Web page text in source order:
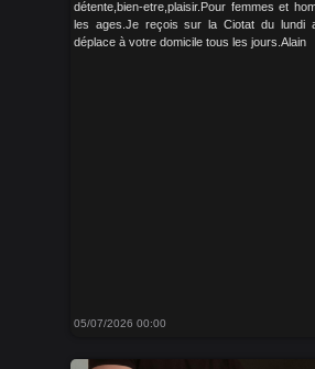
détente,bien-etre,plaisir.Pour femmes et
les ages.Je reçois sur la Ciotat du lundi
déplace à votre domicile tous les jours.Alain
05/07/2026 00:00